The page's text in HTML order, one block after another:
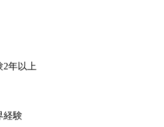
2年以上
経験